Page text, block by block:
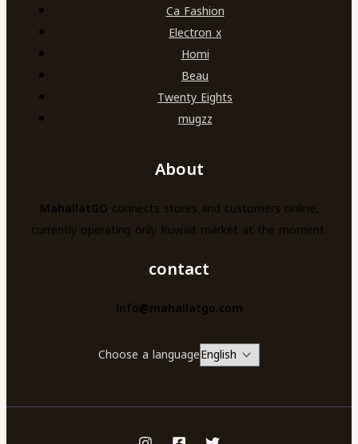
Ca Fashion
Electron x
Homi
Beau
Twenty Eights
mugzz
About
MahallatGO connects stores and customers online,
currently operating only Kuwait market at the moment.
contact
info@mahallatgo.com
Choose a language